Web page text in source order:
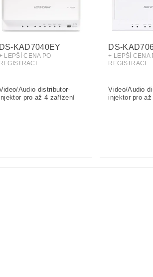
DS-KAD7040EY
LEPŠÍ CENA PO
REGISTRACI
DS-
+ LEPŠÍ CENA
REGISTRACI